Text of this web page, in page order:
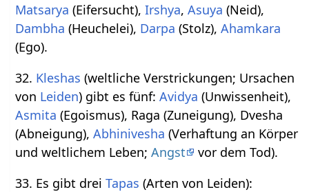
Matsarya (Eifersucht),Irshya,Asuya (Neid),
Dambha (Heuchelei), Darpa (Stolz),Ahamkara
(Ego).
32. Kleshas (weltliche Verstrickungen; Ursachen
von Leiden) gibt es fünf:Avidya (Unwissenheit),
Asmita (Egoismus), Raga (Zuneigung), Dvesha
(Abneigung),Abhinivesha (Verhaftung an Körper
und weltlichem Leben;Angst
vor dem Tod).
33. Es gibt dreiTapas (Arten von Leiden):